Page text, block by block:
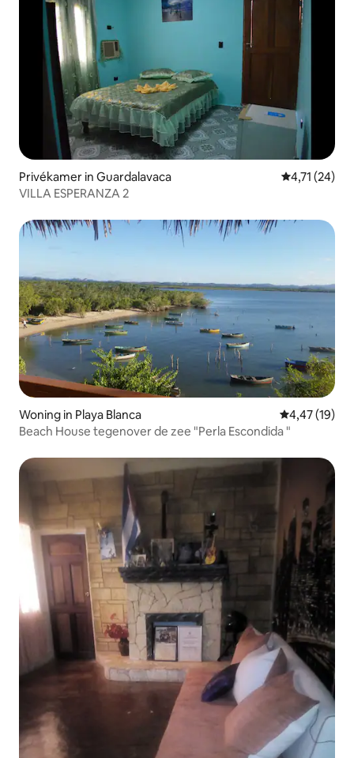
Privékamer in Guardalavaca Gemiddelde
4,71 (24)
VILLA ESPERANZA 2
Woning in Playa Blanca Gemiddelde
4,47 (19)
Beach House tegenover de zee "Perla Escondida "